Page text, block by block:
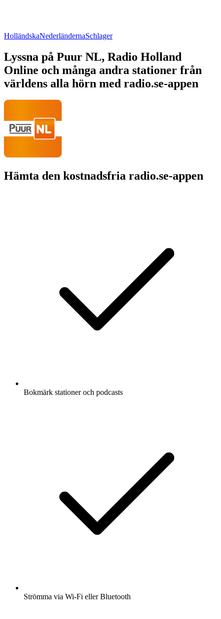
HolländskaNederländernaSchlager
Lyssna på Puur NL, Radio Holland
Online och många andra stationer från
världens alla hörn med radio.se-appen
Hämta den kostnadsfria radio.se-appen
Bokmärk stationer och podcasts
Strömma via Wi-Fi eller Bluetooth